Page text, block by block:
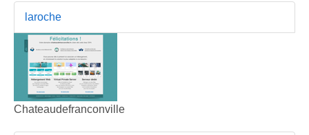
laroche
Chateaudefranconville